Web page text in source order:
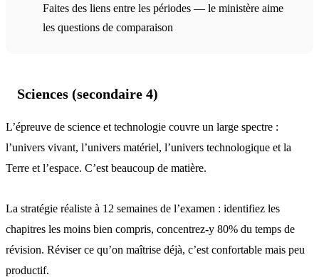
Faites des liens entre les périodes — le ministère aime
les questions de comparaison
Sciences (secondaire 4)
L’épreuve de science et technologie couvre un large spectre :
l’univers vivant, l’univers matériel, l’univers technologique et la
Terre et l’espace. C’est beaucoup de matière.
La stratégie réaliste à 12 semaines de l’examen : identifiez les
chapitres les moins bien compris, concentrez-y 80% du temps de
révision. Réviser ce qu’on maîtrise déjà, c’est confortable mais peu
productif.